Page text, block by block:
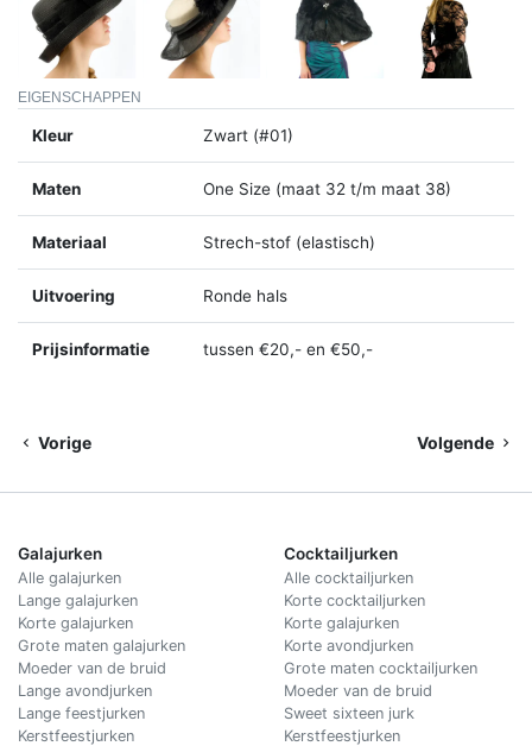
EIGENSCHAPPEN
Kleur Zwart (#01)
Maten One Size (maat 32 t/m maat 38)
Materiaal Strech-stof (elastisch)
Uitvoering Ronde hals
Prijsinformatie tussen €20,- en €50,-
Vorige Volgende
Galajurken
Alle galajurken
Lange galajurken
Korte galajurken
Grote maten galajurken
Moeder van de bruid
Lange avondjurken
Lange feestjurken
Kerstfeestjurken
Cocktailjurken
Alle cocktailjurken
Korte cocktailjurken
Korte galajurken
Korte avondjurken
Grote maten cocktailjurken
Moeder van de bruid
Sweet sixteen jurk
Kerstfeestjurken